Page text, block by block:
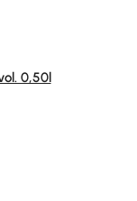
5 Sternen
0,50l